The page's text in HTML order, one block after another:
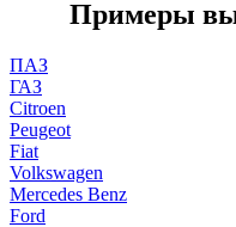
Примеры
ПАЗ
ГАЗ
Citroen
Peugeot
Fiat
Volkswagen
Mercedes Benz
Ford